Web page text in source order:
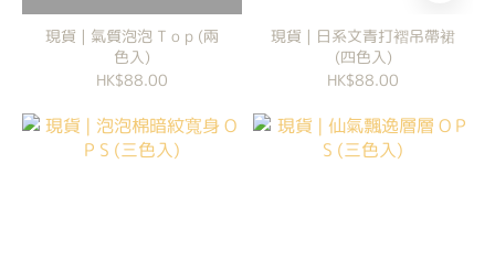
現貨 | 氣質泡泡 T o p (兩
色入)
HK$88.00
現貨 | 日系文青打褶吊帶裙
(四色入)
HK$88.00